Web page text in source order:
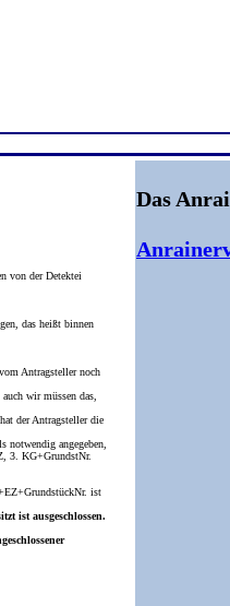
von der Detektei
das heißt binnen
Antragsteller noch
wir müssen das,
der Antragsteller die
notwendig angegeben,
3. KG+GrundstNr.
ist
ist ausgeschlossen.
Das